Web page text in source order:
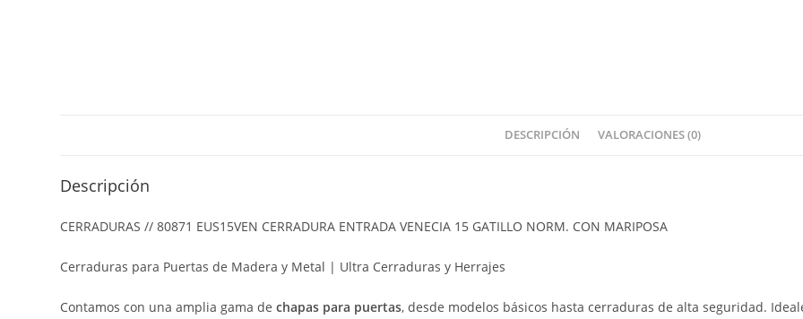
DESCRIPCIÓN VALORACIONES (0)
Descripción
CERRADURAS // 80871 EUS15VEN CERRADURA ENTRADA VENECIA 15 GATILLO NORM. CON MARIPOSA
Cerraduras para Puertas de Madera y Metal | Ultra Cerraduras y Herrajes
Contamos con una amplia gama dechapas para puertas, desde modelos básicos hasta cerraduras de alta seguridad.